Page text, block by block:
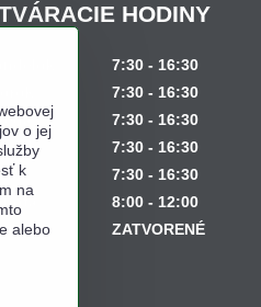
HODINY
7:30 - 16:30
7:30 - 16:30
7:30 - 16:30
7:30 - 16:30
7:30 - 16:30
8:00 - 12:00
ZATVORENÉ
o jej
k
na
alebo